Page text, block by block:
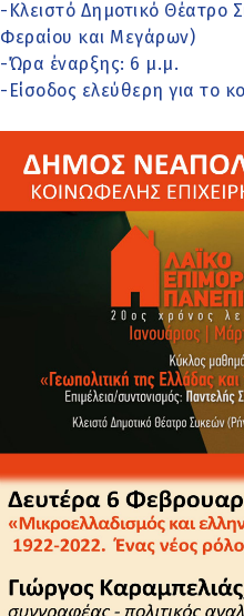
-Κλειστό Δημοτικό Θέατρο
Φεραίου και Μεγάρων)
-Ώρα έναρξης: 6 μ.μ.
-Είσοδος ελεύθερη για το